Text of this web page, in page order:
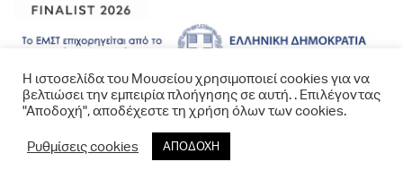
Η ιστοσελίδα του Μουσείου χρησιμοποιεί cookies για να
βελτιώσει την εμπειρία πλοήγησης σε αυτή. . Επιλέγοντας
"Αποδοχή", αποδέχεστε τη χρήση όλων των cookies.
Ρυθμίσεις cookies ΑΠΟΔΟΧΗ